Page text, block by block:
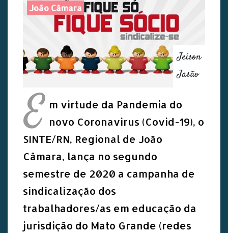
João Câmara
Jeison
Jasão
E m virtude da Pandemia do
novo Coronavirus (Covid-19), o
SINTE/RN, Regional de João
Câmara, lança no segundo
semestre de 2020 a campanha de
sindicalização dos
trabalhadores/as em educação da
jurisdição do Mato Grande (redes